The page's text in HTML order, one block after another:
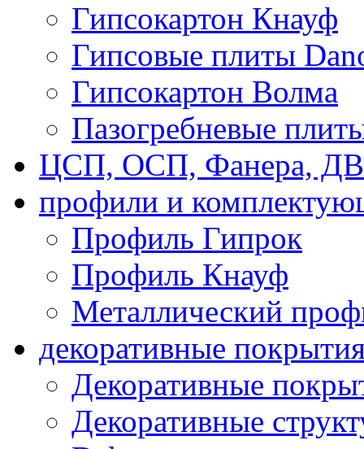
Гипсокартон Кнауф
Гипсовые плиты
Гипсокартон Волма
Пазогребневые
ЦСП, ОСП, Фанера,
профили и
Профиль Гипрок
Профиль Кнауф
Металлический
декоративные
Декоративные
Декоративные